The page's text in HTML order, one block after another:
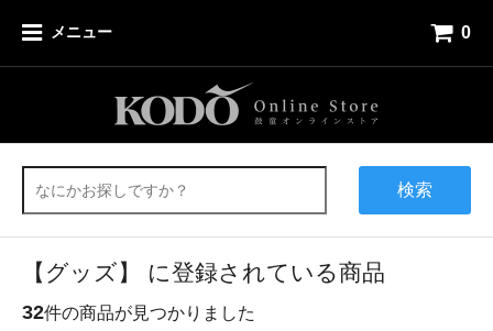
メニュー 0
検索
【グッズ】 に登録されている商品
32件の商品が見つかりました